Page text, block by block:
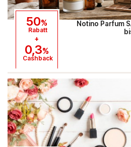
MediaMarkt
oeticket
HUMANIC
Ulla Popken
Peek & Cloppenburg
50%
Rabatt
+
0,3%
Cashback
Notino Parfum